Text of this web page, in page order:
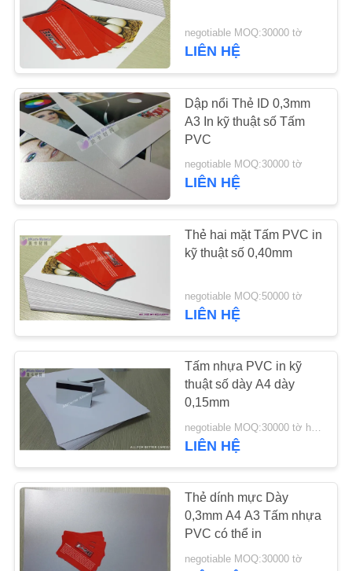
YÊU
CẦU
BÁO
GIÁ
SƠ
ĐỒ
TRANG
WEB
PRIVACY
POLICY
Tấm lõi PVC
37
Tấm thép nhiều lớp
Pad nhiều lớp
34
negotiable MOQ:30000 tờ
LIÊN HỆ
Dập nổi Thẻ ID 0,3mm
A3 In kỹ thuật số Tấm
PVC
negotiable MOQ:30000 tờ
LIÊN HỆ
Thẻ hai mặt Tấm PVC in
kỹ thuật số 0,40mm
negotiable MOQ:50000 tờ
LIÊN HỆ
Tấm nhựa PVC in kỹ
thuật số dày A4 dày
0,15mm
negotiable MOQ:30000 tờ hoặc 2 tấn
LIÊN HỆ
Thẻ dính mực Dày
0,3mm A4 A3 Tấm nhựa
PVC có thể in
negotiable MOQ:30000 tờ